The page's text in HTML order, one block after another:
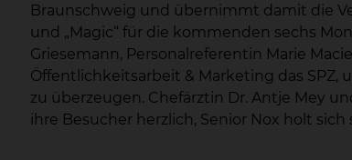
Braunschweig und übernimmt damit die
und „Magic“ für die kommenden sechs Monate. Am 05.05.2026 besuchten
Griesemann, Personalreferentin Marie
Öffentlichkeitsarbeit & Marketing das SPZ,
zu überzeugen. Chefärztin Dr. Antje Mey und die beiden Therapiehunde Magic und Nox begrüßen
ihre Besucher herzlich, Senior Nox holt sich sofort